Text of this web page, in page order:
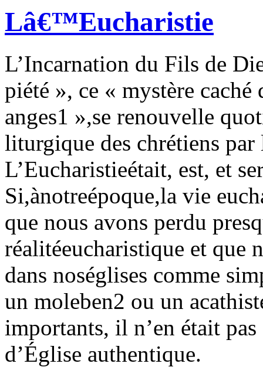
Lâ€™Eucharistie
L’Incarnation du Fils de
piété », ce « mystère
anges1 »,se renouvelle
liturgique des chrétiens
L’Eucharistieétait, est, et
Si,ànotreépoque,la vie
que nous avons perdu
réalitéeucharistique et que
dans noséglises comme
un moleben2 ou un
importants, il n’en était
d’Église authentique.